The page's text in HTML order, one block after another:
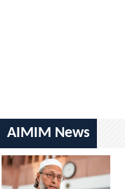
AIMIM News